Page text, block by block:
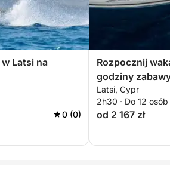
w Latsi na
0 (0)
Rozpocznij
godziny
Latsi, Cypr
2h30 · Do 12 osób
od 2 167 zł